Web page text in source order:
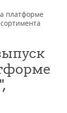
платформе